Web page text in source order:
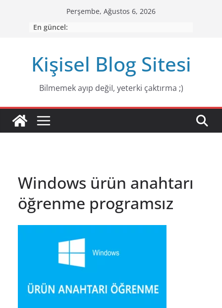
Perşembe, Ağustos 6, 2026
En güncel:
Kişisel Blog Sitesi
Bilmemek ayıp değiI, yeterki çaktırma ;)
Windows ürün anahtarı
öğrenme programsız